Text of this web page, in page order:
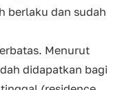
berlaku dan sudah
Menurut
didapatkan bagi